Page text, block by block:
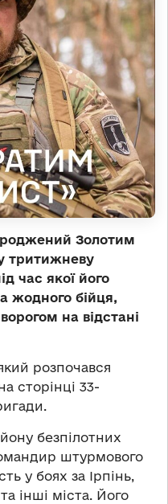
Золотим
тритижневу
час якої його
жодного бійця,
на відстані
розпочався
сторінці 33-
безпілотних
штурмового
у боях за Ірпінь,
інші міста. Його